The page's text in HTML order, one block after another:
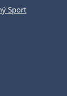
Sport